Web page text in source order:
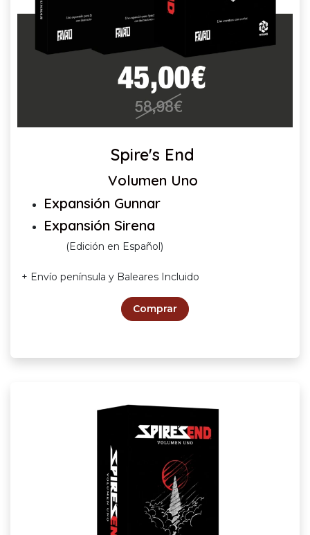
Spire's End
Volumen Uno
Expansión Gunnar
Expansión Sirena
(Edición en Español)
+ Envío península y Baleares Incluido
Comprar